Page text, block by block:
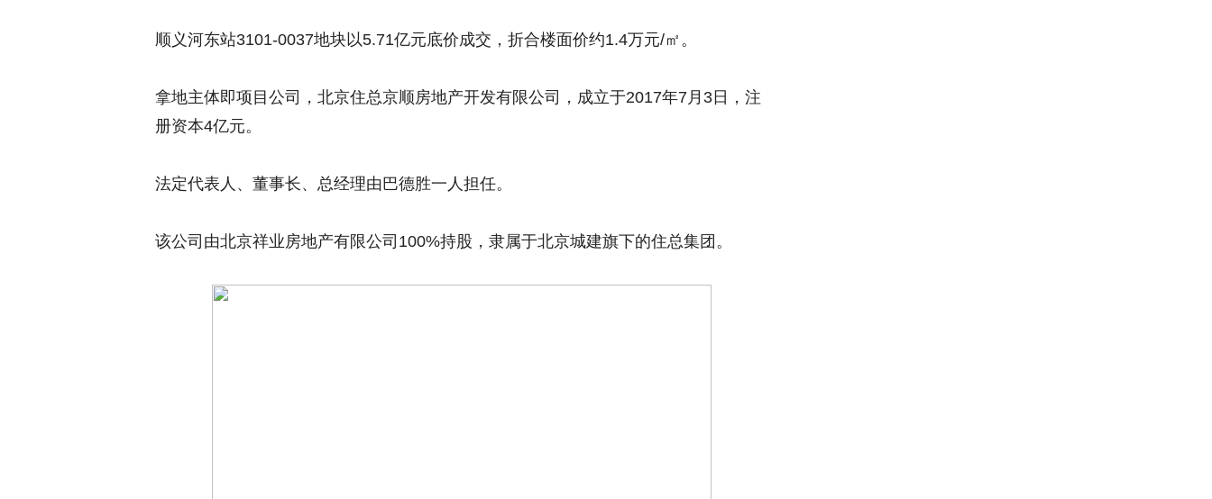
顺义河东站3101-0037地块以5.71亿元底价成交，折合楼面价约1.4万元/㎡ 。
拿地主体即项目公司，北京住总京顺房地产开发有限公司，成立于2017年7月3日，注
册资本4亿元。
法定代表人、董事长、总经理由巴德胜一人担任。
该公司由北京祥业房地产有限公司100%持股，隶属于北京城建旗下的住总集团。